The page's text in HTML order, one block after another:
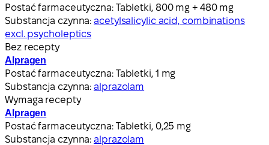
Postać farmaceutyczna: Tabletki, 800 mg + 480 mg
Substancja czynna:acetylsalicylic acid, combinations
excl. psycholeptics
Bez recepty
Alpragen
Postać farmaceutyczna: Tabletki, 1 mg
Substancja czynna:alprazolam
Wymaga recepty
Alpragen
Postać farmaceutyczna: Tabletki, 0,25 mg
Substancja czynna:alprazolam